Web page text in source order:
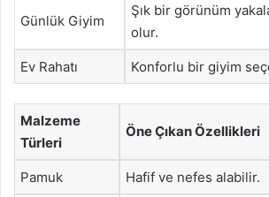
Günlük Giyim
Şık bir görünüm
olur.
Ev Rahatı Konforlu bir giyim
Malzeme
Türleri
Öne Çıkan Özellikleri
Pamuk Hafif ve nefes alabilir.